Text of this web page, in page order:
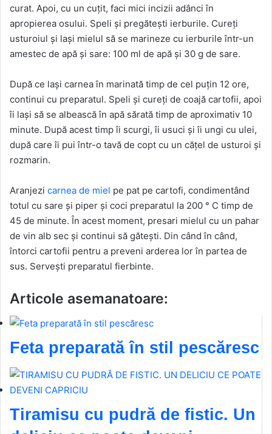
curat. Apoi, cu un cuțit, faci mici incizii adânci în
apropierea osului. Speli și pregătești ierburile. Cureți
usturoiul și lași mielul să se marineze cu ierburile într-un
amestec de apă și sare: 100 ml de apă și 30 g de sare.
După ce lași carnea în marinată timp de cel puțin 12 ore,
continui cu preparatul. Speli și cureți de coajă cartofii, apoi
îi lași să se albească în apă sărată timp de aproximativ 10
minute. După acest timp îi scurgi, îi usuci și îi ungi cu ulei,
după care îi pui într-o tavă de copt cu un cățel de usturoi și
rozmarin.
Aranjezi carnea de miel pe pat pe cartofi, condimentând
totul cu sare și piper și coci preparatul la 200 ° C timp de
45 de minute. În acest moment, presari mielul cu un pahar
de vin alb sec și continui să gătești. Din când în când,
întorci cartofii pentru a preveni arderea lor în partea de
sus. Servești preparatul fierbinte.
Articole asemanatoare:
Feta preparată în stil pescăresc
Tiramisu cu pudră de fistic. Un